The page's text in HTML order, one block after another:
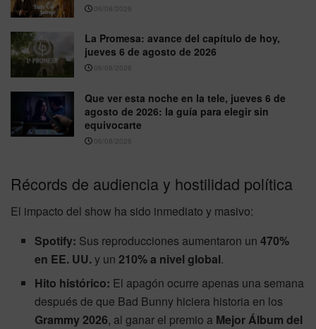
06/08/2026
La Promesa: avance del capítulo de hoy,
jueves 6 de agosto de 2026
06/08/2026
Que ver esta noche en la tele, jueves 6 de
agosto de 2026: la guía para elegir sin
equivocarte
06/08/2026
Récords de audiencia y hostilidad política
El impacto del show ha sido inmediato y masivo:
Spotify: Sus reproducciones aumentaron un470%
en EE. UU.y un210% a nivel global.
Hito histórico: El apagón ocurre apenas una semana
después de que Bad Bunny hiciera historia en los
Grammy 2026, al ganar el premio a Mejor Álbum del